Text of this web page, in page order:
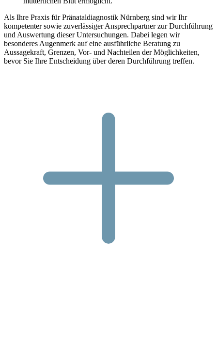
Als Ihre Praxis für Pränataldiagnostik Nürnberg sind wir Ihr
kompetenter sowie zuverlässiger Ansprechpartner zur Durchführung
und Auswertung dieser Untersuchungen. Dabei legen wir
besonderes Augenmerk auf eine ausführliche Beratung zu
Aussagekraft, Grenzen, Vor- und Nachteilen der Möglichkeiten,
bevor Sie Ihre Entscheidung über deren Durchführung treffen.